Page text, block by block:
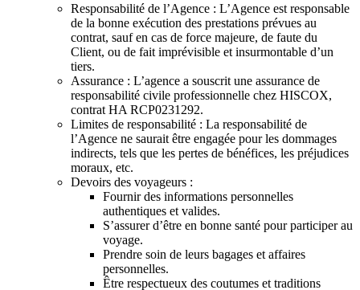
Responsabilité de l’Agence : L’Agence est responsable
de la bonne exécution des prestations prévues au
contrat, sauf en cas de force majeure, de faute du
Client, ou de fait imprévisible et insurmontable d’un
tiers.
Assurance : L’agence a souscrit une assurance de
responsabilité civile professionnelle chez HISCOX,
contrat HA RCP0231292.
Limites de responsabilité : La responsabilité de
l’Agence ne saurait être engagée pour les dommages
indirects, tels que les pertes de bénéfices, les préjudices
moraux, etc.
Devoirs des voyageurs :
Fournir des informations personnelles
authentiques et valides.
S’assurer d’être en bonne santé pour participer au
voyage.
Prendre soin de leurs bagages et affaires
personnelles.
Être respectueux des coutumes et traditions